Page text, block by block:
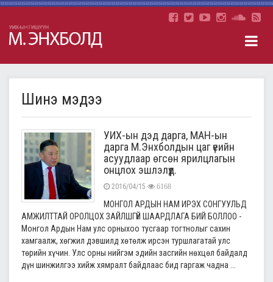
Шинэ мэдээ
УИХ-ын дэд дарга, МАН-ын
дарга М.Энхболдын цаг үеийн
асуудлаар өгсөн ярилцлагын
онцлох эшлэлүүд.
2016/04/15 6168
МОНГОЛ АРДЫН НАМ ИРЭХ СОНГУУЛЬД
АМЖИЛТТАЙ ОРОЛЦОХ ЗАЙЛШГҮЙ ШААРДЛАГА БИЙ БОЛЛОО -
Монгол Ардын Нам улс орныхоо тусгаар тогтнолыг сахин
хамгаалж, хөгжил дэвшилд хөтөлж ирсэн туршлагатай улс
төрийн хүчин. Улс орны нийгэм эдийн засгийн нөхцөл байдалд
дүн шинжилгээ хийж хямралт байдлаас бид гаргаж чадна ...